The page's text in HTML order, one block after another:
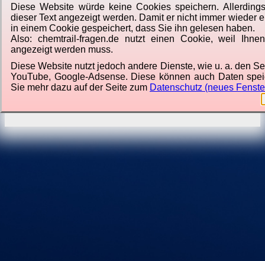
Diese Website würde keine Cookies speichern.
dieser Text angezeigt werden. Damit er nicht immer wieder
in einem Cookie gespeichert, dass Sie ihn gelesen haben.
Also: chemtrail-fragen.de nutzt einen Cookie, weil
angezeigt werden muss.
Diese Website nutzt jedoch andere Dienste, wie u. a. den
YouTube, Google-Adsense. Diese können auch Daten
Sie mehr dazu auf der Seite zum Datenschutz (neues